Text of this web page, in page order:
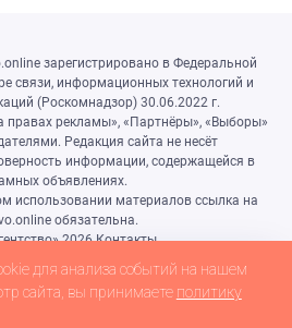
зарегистрировано в Федеральной
связи, информационных технологий и
(Роскомнадзор) 30.06.2022 г.
правах рекламы», «Партнёры», «Выборы»
Редакция сайта не несёт
информации, содержащейся в
объявлениях.
использовании материалов ссылка на
обязательна.
2026Контакты
сайта и дизайн:
revtail.ru
– 8-927-118-48-22
редакции info@balakovo.online
для анализа событий на нашем
сайта, вы принимаете политику